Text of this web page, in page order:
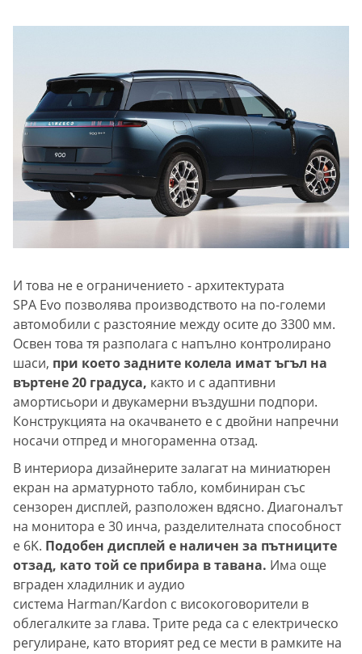
И това не е ограничението - архитектурата
SPA Evo позволява производството на по-големи
автомобили с разстояние между осите до 3300 мм.
Освен това тя разполага с напълно контролирано
шаси, при което задните колела имат ъгъл на
въртене 20 градуса, както и с адаптивни
амортисьори и двукамерни въздушни подпори.
Конструкцията на окачването е с двойни напречни
носачи отпред и многораменна отзад.
В интериора дизайнерите залагат на миниатюрен
екран на арматурното табло, комбиниран със
сензорен дисплей, разположен вдясно. Диагоналът
на монитора е 30 инча, разделителната способност
е 6K. Подобен дисплей е наличен за пътниците
отзад, като той се прибира в тавана. Има още
вграден хладилник и аудио
система Harman/Kardon с високоговорители в
облегалките за глава. Трите реда са с електрическо
регулиране, като вторият ред се мести в рамките на